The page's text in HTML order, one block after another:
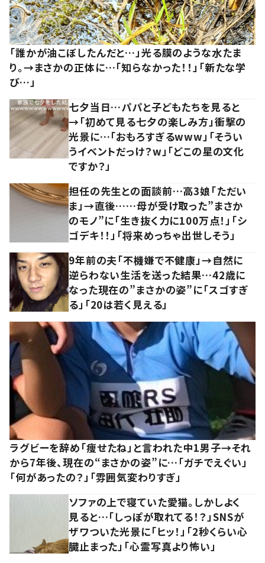
「誰かが油こぼしたんだと…」光る膜のような水たま
り。→まさかの正体に…「知らなかった！！」「新たな学
び…」
七夕当日…パパと子どもたちを見ると
→「初めて見る七夕の楽しみ方」衝撃の
光景に…「おもろすぎるwww」「そうい
うイベントだっけ？w」「どこの星の文化
ですか？」
担任の先生との面談前…高3娘「ただい
ま」→直後……母が受け取った”まさか
のモノ”に「生き抜く力に100万点！」「シ
ゴデキ！！」「将来めっちゃ出世しそう」
9年前の夫「不機嫌で不健康」→自然に
逆らわない生活を送った結果…42歳に
なった現在の”まさかの姿”に「スゴすぎ
る」「20は若く見える」
ラグビーを辞め「痩せたね」と言われた中1男子→それ
から7年後、現在の“まさかの姿”に…「ガチでえぐい」
「何があったの？」「雰囲気変わりすぎ」
ソファの上で寝ていた愛猫。しかしよく
見ると…「しっぽが取れてる！？」SNSが
ザワついた光景に「ヒッ！」「2秒くらい心
臓止まった」「心霊写真より怖い」